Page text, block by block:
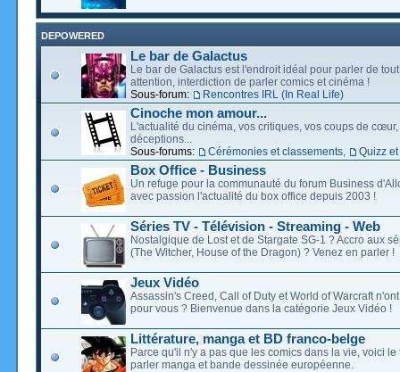
DEPOWERED
Le bar de Galactus
Le bar de Galactus est l'endroit idéal pour parler de
attention, interdiction de parler comics et cinéma !
Sous-forum:
Rencontres IRL (In Real Life)
Cinoche mon amour...
L'actualité du cinéma, vos critiques, vos coups de cœur,
déceptions...
Sous-forums:
Cérémonies et classements Quizz
Box Office - Business
Un refuge pour la communauté du forum Business
avec passion l'actualité du box office depuis 2003 !
Séries TV - Télévision - Streaming - Web
Nostalgique de Lost et de Stargate SG-1 ? Accro aux
(The Witcher, House of the Dragon) ? Venez en parler !
Jeux Vidéo
Assassin's Creed, Call of Duty et World of Warcraft
pour vous ? Bienvenue dans la catégorie Jeux Vidéo !
Littérature, manga et BD franco-belge
Parce qu'il n'y a pas que les comics dans la vie, voici le
parler manga et bande dessinée européenne.